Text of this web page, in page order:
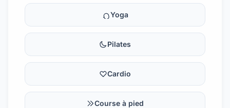
Yoga
Pilates
Cardio
Course à pied